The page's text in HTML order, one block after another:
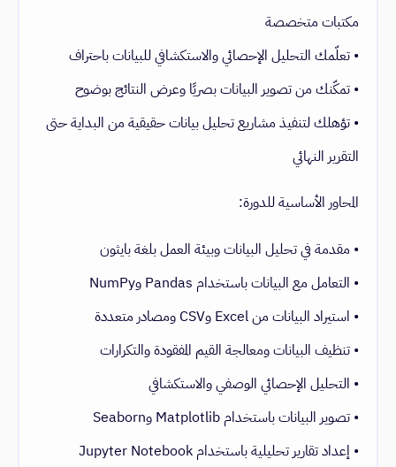
مكتبات متخصصة
• تعلّمك التحليل الإحصائي والاستكشافي للبيانات باحتراف
• تمكّنك من تصوير البيانات بصريًا وعرض النتائج بوضوح
• تؤهلك لتنفيذ مشاريع تحليل بيانات حقيقية من البداية حتى
التقرير النهائي
المحاور الأساسية للدورة:
• مقدمة في تحليل البيانات وبيئة العمل بلغة بايثون
• التعامل مع البيانات باستخدام Pandas وNumPy
• استيراد البيانات من Excel وCSV ومصادر متعددة
• تنظيف البيانات ومعالجة القيم المفقودة والتكرارات
• التحليل الإحصائي الوصفي والاستكشافي
• تصوير البيانات باستخدام Matplotlib وSeaborn
• إعداد تقارير تحليلية باستخدام Jupyter Notebook